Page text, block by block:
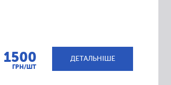
1500
ГРН/ШТ
ДЕТАЛЬНІШЕ